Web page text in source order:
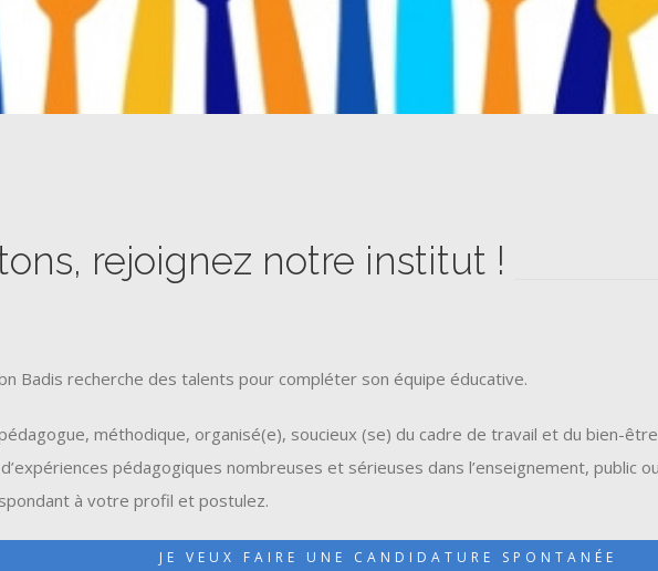
rejoignez notre institut !
Badis recherche des talents pour compléter son équipe éducative.
méthodique, organisé(e), soucieux (se) du cadre de travail et du bien-
pédagogiques nombreuses et sérieuses dans l’enseignement, public
à votre profil et postulez.
JE VEUX FAIRE UNE CANDIDATURE SPONTANÉE